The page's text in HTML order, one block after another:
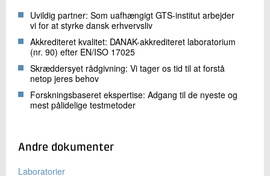
Uvildig partner: Som uafhængigt GTS-institut arbejder
vi for at styrke dansk erhvervsliv
Akkrediteret kvalitet: DANAK-akkrediteret laboratorium
(nr. 90) efter EN/ISO 17025
Skræddersyet rådgivning: Vi tager os tid til at forstå
netop jeres behov
Forskningsbaseret ekspertise: Adgang til de nyeste og
mest pålidelige testmetoder
Andre dokumenter
Laboratorier